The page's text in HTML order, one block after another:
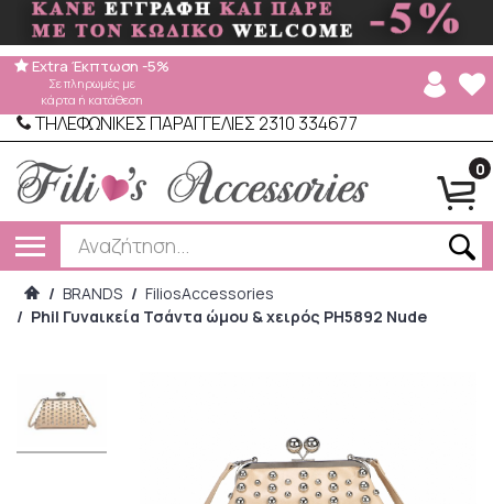
ΤΗΛΕΦΩΝΙΚΕΣ ΠΑΡΑΓΓΕΛΙΕΣ 2310 334677
0
Extra Έκπτωση -5%
Σε πληρωμές με
κάρτα ή κατάθεση
/ BRANDS / FiliosAccessories
/ Phil Γυναικεία Τσάντα ώμου & χειρός PH5892 Nude